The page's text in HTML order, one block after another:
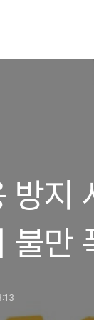
방지
불만